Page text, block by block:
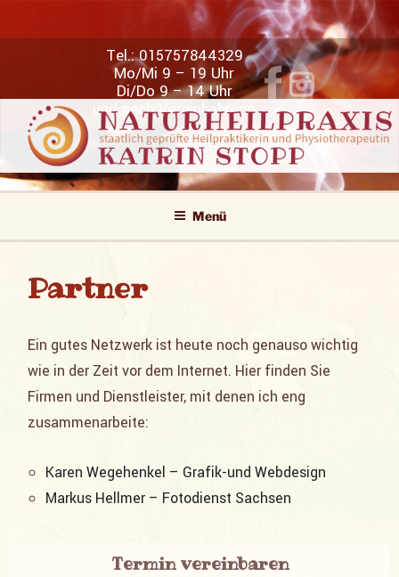
Inhalt
Tel.:015757844329
Mo/Mi 9 – 19 Uhr
Di/Do 9 – 14 Uhr
und nach Vereinbahrung
NATURHEILPRAXIS KATRIN STOPP
Staatlich geprüfte Heilpraktikerin und Physiotherapeutin
Menü
Partner
Ein gutes Netzwerk ist heute noch genauso wichtig
wie in der Zeit vor dem Internet. Hier finden Sie
Firmen und Dienstleister, mit denen ich eng
zusammenarbeite:
Karen Wegehenkel – Grafik-und Webdesign
Markus Hellmer – Fotodienst Sachsen
Termin vereinbaren